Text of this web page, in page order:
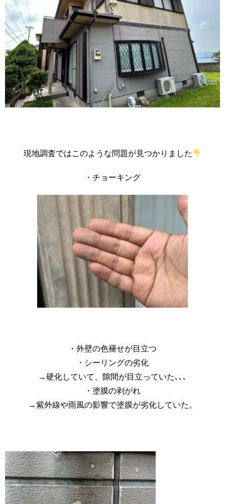
現地調査ではこのような問題が見つかりました
・チョーキング
・外壁の色褪せが目立つ
・シーリングの劣化
→硬化していて、隙間が目立っていた､､､
・塗膜の剥がれ
→紫外線や雨風の影響で塗膜が劣化していた。